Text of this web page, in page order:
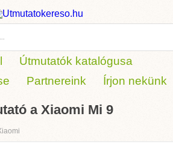
Útmutatók katalógusa
Partnereink Írjon nekünk
a Xiaomi Mi 9